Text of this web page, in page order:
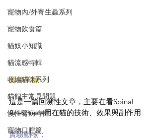
寵物內/外寄生蟲系列
寵物飲食篇
貓奴小知識
貓流感特輯
收編貓咪系列
貓飼主常見問題
慢性腎病特輯
寵物口腔篇
圖片來源
這是一篇回溯性文章，主要在看Spinal
Anesthesia用在貓的技術、效果與副作用
實驗動物：